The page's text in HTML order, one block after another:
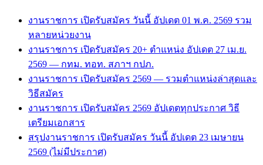
งานราชการ เปิดรับสมัคร วันนี้ อัปเดต 01 พ.ค. 2569 รวม
หลายหน่วยงาน
งานราชการ เปิดรับสมัคร 20+ ตำแหน่ง อัปเดต 27 เม.ย.
2569 — กทม. ทอท. สภาฯ กปภ.
งานราชการ เปิดรับสมัคร 2569 — รวมตำแหน่งล่าสุดและ
วิธีสมัคร
งานราชการ เปิดรับสมัคร 2569 อัปเดตทุกประกาศ วิธี
เตรียมเอกสาร
สรุปงานราชการ เปิดรับสมัคร วันนี้ อัปเดต 23 เมษายน
2569 (ไม่มีประกาศ)